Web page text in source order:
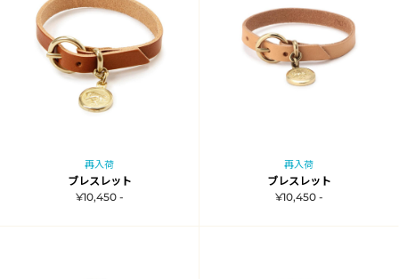
再入荷
ブレスレット
¥10,450 -
再入荷
ブレスレット
¥10,450 -